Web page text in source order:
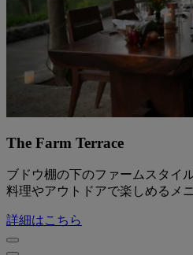
The Farm Terrace
ブドウ棚の下のファームスタイ
料理やアウトドアで楽しめるメ
詳細はこちら